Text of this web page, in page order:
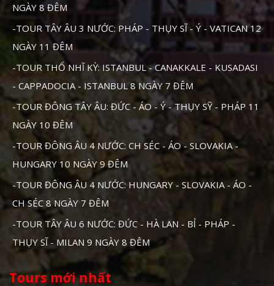
NGÀY 8 ĐÊM
-TOUR TÂY ÂU 3 NƯỚC: PHÁP - THỤY SĨ - Ý - VATICAN 12
NGÀY 11 ĐÊM
-TOUR THỔ NHĨ KỲ: ISTANBUL - CANAKKALE - KUSADASI
- CAPPADOCIA - ISTANBUL 8 NGÀY 7 ĐÊM
-TOUR ĐÔNG TÂY ÂU: ĐỨC - ÁO - Ý - THỤY SỸ - PHÁP 11
NGÀY 10 ĐÊM
-TOUR ĐÔNG ÂU 4 NƯỚC: CH SÉC - ÁO - SLOVAKIA -
HUNGARY 10 NGÀY 9 ĐÊM
-TOUR ĐÔNG ÂU 4 NƯỚC: HUNGARY - SLOVAKIA - ÁO -
CH SÉC 8 NGÀY 7 ĐÊM
-TOUR TÂY ÂU 6 NƯỚC: ĐỨC - HÀ LAN - BỈ - PHÁP -
THỤY SĨ - MILAN 9 NGÀY 8 ĐÊM
Tours mới nhất